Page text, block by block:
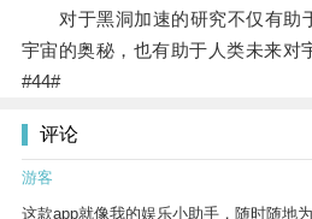
对于黑洞加速的研究不仅有助
宇宙的奥秘，也有助于人类未来对
#44#
评论
游客
这款app就像我的娱乐小助手，随时随地